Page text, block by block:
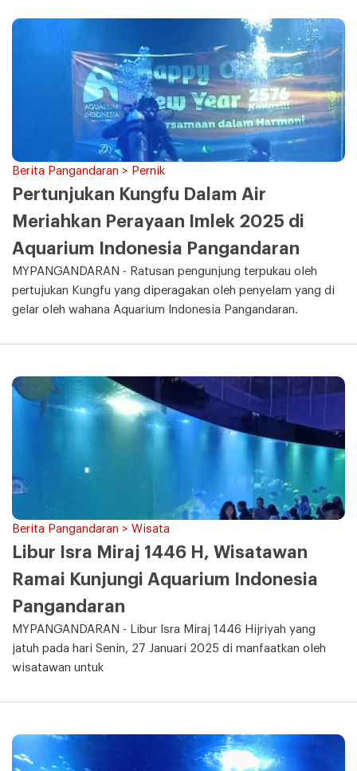
Berita Pangandaran > Pernik
Pertunjukan Kungfu Dalam Air
Meriahkan Perayaan Imlek 2025 di
Aquarium Indonesia Pangandaran
MYPANGANDARAN - Ratusan pengunjung terpukau oleh
pertujukan Kungfu yang diperagakan oleh penyelam yang di
gelar oleh wahana Aquarium Indonesia Pangandaran.
Berita Pangandaran > Wisata
Libur Isra Miraj 1446 H, Wisatawan
Ramai Kunjungi Aquarium Indonesia
Pangandaran
MYPANGANDARAN - Libur Isra Miraj 1446 Hijriyah yang
jatuh pada hari Senin, 27 Januari 2025 di manfaatkan oleh
wisatawan untuk